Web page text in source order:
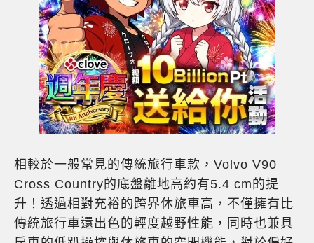
相較於一般常見的傳統旅行車款，Volvo V90
Cross Country的底盤離地高約有5.4 cm的提
升！透過相對充裕的跨界休旅車高，不僅擁有比
傳統旅行車還出色的輕度越野性能，同時也兼具